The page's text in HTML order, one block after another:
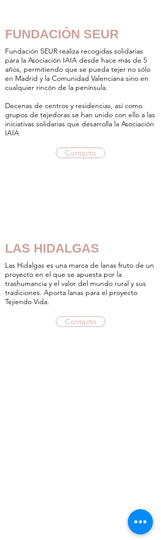
FUNDACIÓN SEUR
Fundación SEUR realiza recogidas solidarias
para la Asociación IAIA desde hace más de 5
años, permitiendo que se pueda tejer no sólo
en Madrid y la Comunidad Valenciana sino en
cualquier rincón de la península.
Decenas de centros y residencias, así como
grupos de tejedoras se han unido con ello a las
iniciativas solidarias que desarrolla la Asociación
IAIA
Contacto
LAS HIDALGAS
Las Hidalgas es una marca de lanas fruto de un
proyecto en el que se apuesta por la
trashumancia y el valor del mundo rural y sus
tradiciones. Aporta lanas para el proyecto
Tejiendo Vida.
Contacto